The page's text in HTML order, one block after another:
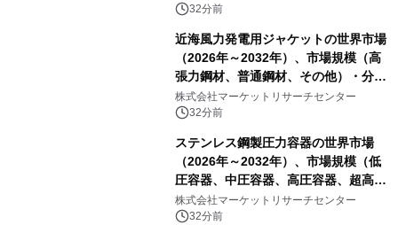
32分前
近海風力発電用ジャケットの世界市場
（2026年～2032年）、市場規模（高
張力鋼材、普通鋼材、その他）・分析
レポートを発表
株式会社マーケットリサーチセンター
32分前
ステンレス鋼製圧力容器の世界市場
（2026年～2032年）、市場規模（低
圧容器、中圧容器、高圧容器、超高圧
容器）・分析レポートを発表
株式会社マーケットリサーチセンター
32分前